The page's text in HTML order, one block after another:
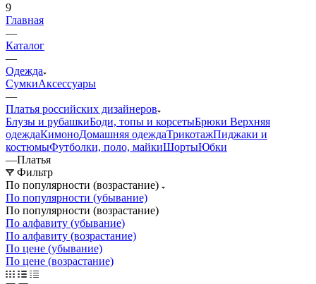
9
Главная
—
Каталог
—
Одежда
СумкиАксессуары
—
Платья российских дизайнеров
Блузы и рубашкиБоди, топы и корсетыБрюки Верхняя
одеждаКимоноДомашняя одеждаТрикотажПиджаки и
костюмыФутболки, поло, майкиШортыЮбки
—Платья
Фильтр
По популярности (возрастание)
По популярности (убывание)
По популярности (возрастание)
По алфавиту (убывание)
По алфавиту (возрастание)
По цене (убывание)
По цене (возрастание)